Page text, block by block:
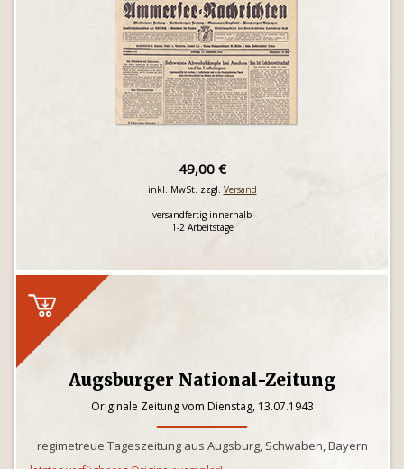
49,00 €
inkl. MwSt. zzgl. Versand
versandfertig innerhalb
1-2 Arbeitstage
Augsburger National-Zeitung
Originale Zeitung vom Dienstag, 13.07.1943
regimetreue Tageszeitung aus Augsburg, Schwaben, Bayern